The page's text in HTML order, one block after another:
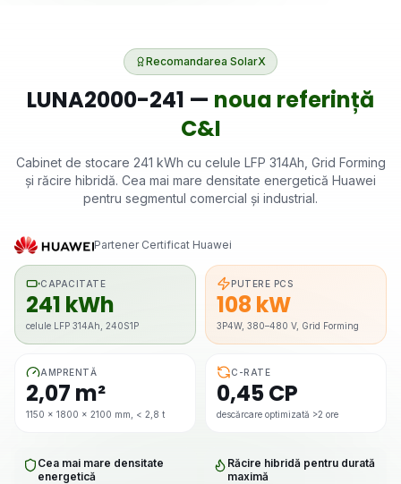
Recomandarea SolarX
LUNA2000-241 — noua referință
C&I
Cabinet de stocare 241 kWh cu celule LFP 314Ah, Grid Forming
și răcire hibridă. Cea mai mare densitate energetică Huawei
pentru segmentul comercial și industrial.
Partener Certificat Huawei
CAPACITATE
241 kWh
celule LFP 314Ah, 240S1P
PUTERE PCS
108 kW
3P4W, 380–480 V, Grid Forming
AMPRENTĂ
2,07 m²
1150 × 1800 × 2100 mm, < 2,8 t
C-RATE
0,45 CP
descărcare optimizată >2 ore
Cea mai mare densitate
energetică
Răcire hibridă pentru durată
maximă